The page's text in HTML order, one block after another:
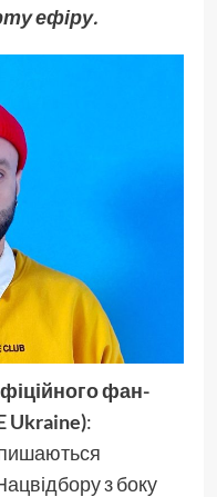
ефіру.
фан-
Ukraine):
з боку